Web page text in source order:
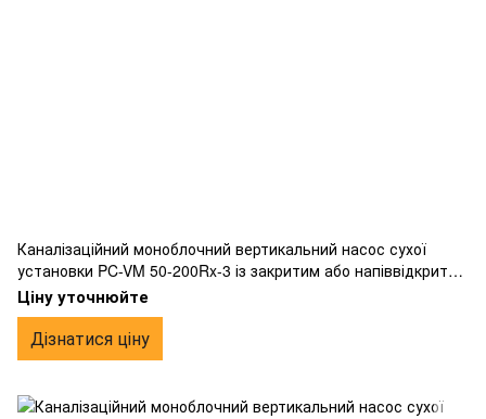
Каналізаційний моноблочний вертикальний насос сухої
установки PC-VM 50-200Rx-3 із закритим або напіввідкритим
робочим колесом вихрового типу, фланцевим
підключенням, виготовлений з чавуну.
Ціну уточнюйте
Дізнатися ціну